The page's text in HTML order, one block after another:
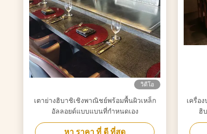
วิดีโอ
เตาย่างฮิบาชิเชิงพาณิชย์พร้อมพื้นผิวเหล็ก
อัลลอยด์แบบแบนที่กำหนดเอง
หา ราคา ที่ ดี ที่สุด
เครื่อ
ฮิ